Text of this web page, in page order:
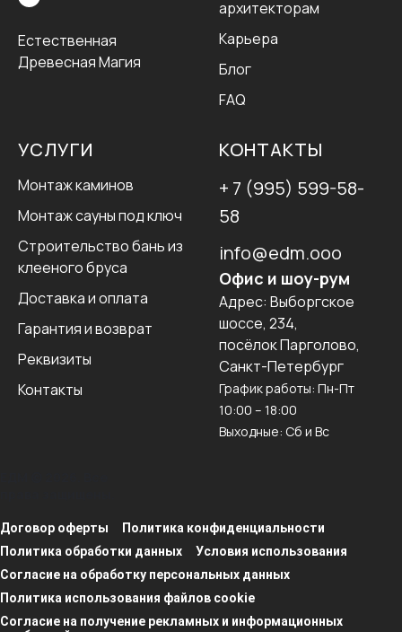
Естественная
Древесная Магия
архитекторам
Карьера
Блог
FAQ
УСЛУГИ
Монтаж каминов
Монтаж сауны под ключ
Строительство бань из
клееного бруса
Доставка и оплата
Гарантия и возврат
Реквизиты
Контакты
КОНТАКТЫ
+ 7 (995) 599-58-
58
info@edm.ooo
Офис и шоу-рум
Адрес: Выборгское
шоссе, 234,
посёлок Парголово,
Санкт-Петербург
График работы: Пн-Пт
10:00 – 18:00
Выходные: Сб и Вс
Договор оферты
Политика конфиденциальности
Политика обработки данных
Условия использования
Согласие на обработку персональных данных
Политика использования файлов cookie
Согласие на получение рекламных и информационных